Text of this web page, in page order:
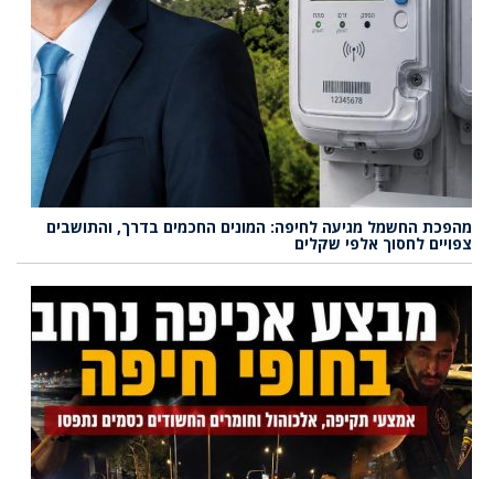
מהפכת החשמל מגיעה לחיפה: המונים החכמים בדרך, והתושבים
צפויים לחסוך אלפי שקלים